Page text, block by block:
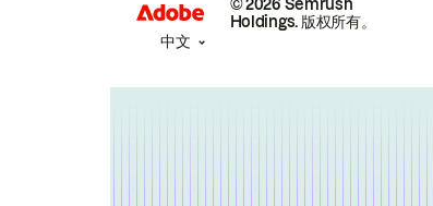
© 2026 Semrush
Holdings. 版权所有。
中文